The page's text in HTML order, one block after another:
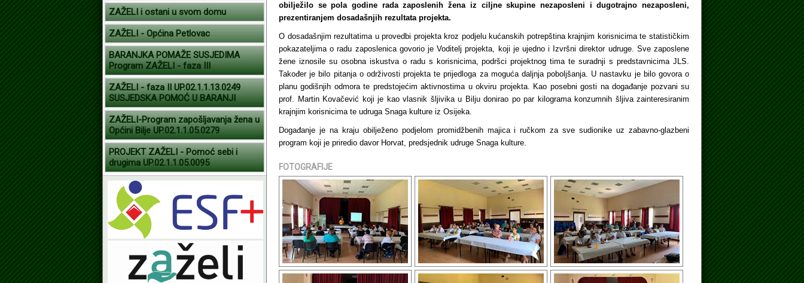
ZAŽELI i ostani u svom domu
ZAŽELI - Općina Petlovac
BARANJKA POMAŽE SUSJEDIMA
Program ZAŽELI - faza III
ZAŽELI - faza II UP.02.1.1.13.0249
SUSJEDSKA POMOĆ U BARANJI
ZAŽELI-Program zapošljavanja žena u
Općini Bilje UP.02.1.1.05.0279
PROJEKT ZAŽELI - Pomoć sebi i
drugima UP.02.1.1.05.0095
obilježilo se pola godine rada zaposlenih žena iz ciljne skupine nezaposleni i dugotrajno nezaposleni,
prezentiranjem dosadašnjih rezultata projekta.
O dosadašnjim rezultatima u provedbi projekta kroz podjelu kućanskih potrepština krajnjim korisnicima te statističkim
pokazateljima o radu zaposlenica govorio je Voditelj projekta, koji je ujedno i Izvršni direktor udruge. Sve zaposlene
žene iznosile su osobna iskustva o radu s korisnicima, podršci projektnog tima te suradnji s predstavnicima JLS.
Također je bilo pitanja o održivosti projekta te prijedloga za moguća daljnja poboljšanja. U nastavku je bilo govora o
planu godišnjih odmora te predstojećim aktivnostima u okviru projekta. Kao posebni gosti na događanje pozvani su
prof. Martin Kovačević koji je kao vlasnik šljivika u Bilju donirao po par kilograma konzumnih šljiva zainteresiranim
krajnjim korisnicima te udruga Snaga kulture iz Osijeka.
Događanje je na kraju obilježeno podjelom promidžbenih majica i ručkom za sve sudionike uz zabavno-glazbeni
program koji je priredio davor Horvat, predsjednik udruge Snaga kulture.
FOTOGRAFIJE